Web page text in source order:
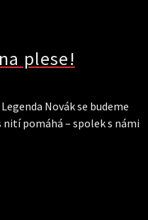
plese!
Novák se budeme
nití pomáhá – spolek s námi